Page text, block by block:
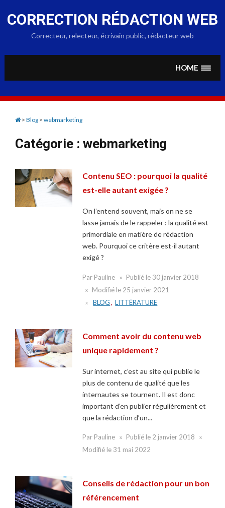
to
content
CORRECTION RÉDACTION WEB
Correcteur, relecteur, écrivain public, rédacteur web
HOME
> Blog > webmarketing
Catégorie : webmarketing
Contenu SEO : pourquoi la qualité
est-elle autant exigée ?
On l’entend souvent, mais on ne se
lasse jamais de le rappeler : la qualité est
primordiale en matière de rédaction
web. Pourquoi ce critère est-il autant
exigé ?
Par Pauline Publié le 30 janvier 2018
Modifié le 25 janvier 2021
BLOG , LITTÉRATURE
Comment avoir du contenu web
unique rapidement ?
Sur internet, c’est au site qui publie le
plus de contenu de qualité que les
internautes se tournent. Il est donc
important d’en publier régulièrement et
que la rédaction d’un...
Par Pauline Publié le 2 janvier 2018
Modifié le 31 mai 2022
Conseils de rédaction pour un bon
référencement